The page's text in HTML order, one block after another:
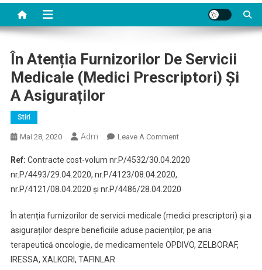
În Atenția Furnizorilor De Servicii
Medicale (medici Prescriptori) Și
A Asiguraților
Stiri
Mai 28, 2020 Adm Leave A CommentOn
Atenția
De
Medicale
(medici
Prescriptori)
Ref: Contracte cost-volum nr.P/4532/30.04.2020
nr.P/4493/29.04.2020, nr.P/4123/08.04.2020,
nr.P/4121/08.04.2020 și nr.P/4486/28.04.2020
În atenția furnizorilor de servicii medicale (medici prescriptori) și a
asiguraților despre beneficiile aduse pacienților, pe aria
terapeutică oncologie, de medicamentele OPDIVO, ZELBORAF,
IRESSA, XALKORI, TAFINLAR